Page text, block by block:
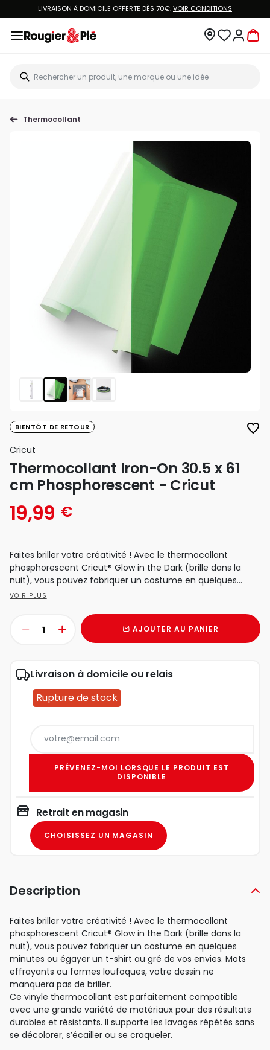
LIVRAISON À DOMICILE OFFERTE DÈS 70€.VOIR CONDITIONS
Thermocollant
BIENTÔT DE RETOUR favorite_border
Cricut
Thermocollant Iron-On 30.5 x 61
cm Phosphorescent - Cricut
19,99 €
Faites briller votre créativité ! Avec le thermocollant
phosphorescent Cricut® Glow in the Dark (brille dans la
nuit), vous pouvez fabriquer un costume en quelques...
VOIR PLUS
AJOUTER AU PANIER
Livraison à domicile ou relais
Rupture de stock
PRÉVENEZ-MOI LORSQUE LE PRODUIT EST
DISPONIBLE
Retrait en magasin
CHOISISSEZ UN MAGASIN
Description
Faites briller votre créativité ! Avec le thermocollant
phosphorescent Cricut® Glow in the Dark (brille dans la
nuit), vous pouvez fabriquer un costume en quelques
minutes ou égayer un t-shirt au gré de vos envies. Mots
effrayants ou formes loufoques, votre dessin ne
manquera pas de briller.
Ce vinyle thermocollant est parfaitement compatible
avec une grande variété de matériaux pour des résultats
durables et résistants. Il supporte les lavages répétés sans
se décolorer, s’écailler ou se craqueler.